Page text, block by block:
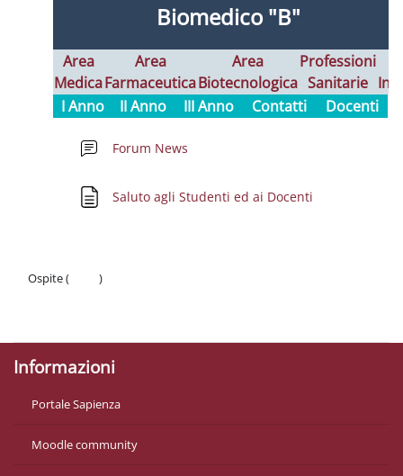
Biomedico "B"
Area
Medica
Area
Farmaceutica
Area
Biotecnologica
Professioni
Sanitarie
I Anno
II Anno III Anno Contatti Docenti
Forum News
Saluto agli Studenti ed ai Docenti
Ospite (
)
Informazioni
Portale Sapienza
Moodle community